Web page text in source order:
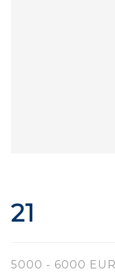
21
5000 - 6000 EUR